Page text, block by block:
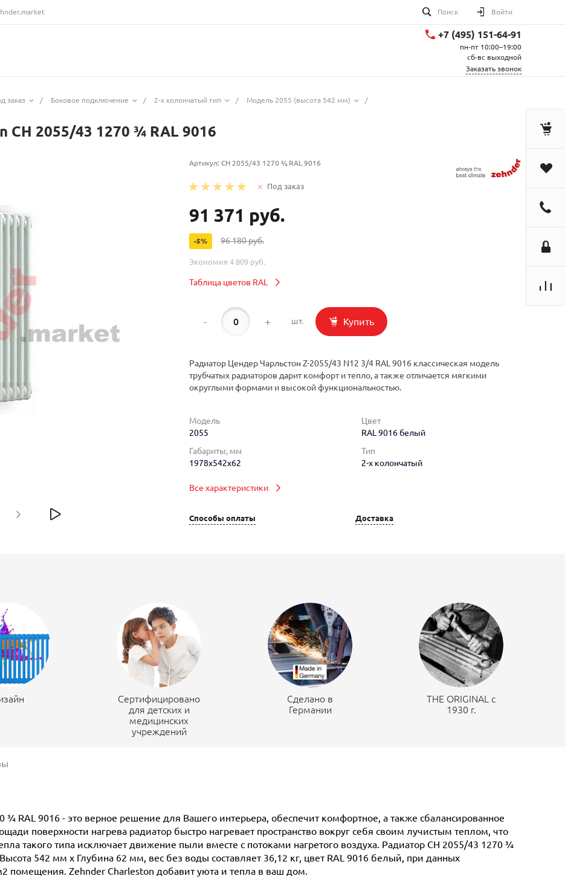
Поиск Войти
+7 (495) 151-64-91
пн-пт 10:00–19:00
сб-вс выходной
Заказать звонок
заказ / Боковое подключение / 2-х колончатый тип / Модель 2055 (высота 542 мм)
/
CH 2055/43 1270 ¾ RAL 9016
Артикул: CH 2055/43 1270 ¾ RAL 9016
Под заказ
91 371 руб.
-5% 96 180 руб.
Экономия 4 809 руб.
Таблица цветов RAL
- + шт. Купить
Радиатор Цендер Чарльстон Z-2055/43 N12 3/4 RAL 9016 классическая модель
трубчатых радиаторов дарит комфорт и тепло, а также отличается мягкими
округлыми формами и высокой функциональностью.
Модель
2055
Цвет
RAL 9016 белый
Габариты, мм
1978x542x62
Тип
2-х колончатый
Все характеристики
Способы оплаты Доставка
Сертифицировано
для детских и
медицинских
учреждений
Сделано в
Германии
THE ORIGINAL c
1930 г.
¾ RAL 9016 - это верное решение для Вашего интерьера, обеспечит комфортное, а также сбалансированное
поверхности нагрева радиатор быстро нагревает пространство вокруг себя своим лучистым теплом, что
такого типа исключает движение пыли вместе с потоками нагретого воздуха. Радиатор CH 2055/43 1270 ¾
542 мм х Глубина 62 мм, вес без воды составляет 36,12 кг, цвет RAL 9016 белый, при данных
помещения. Zehnder Charleston добавит уюта и тепла в ваш дом.